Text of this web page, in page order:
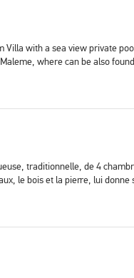
with a sea view private
where can be also
traditionnelle, de 4
le bois et la pierre, lui donne